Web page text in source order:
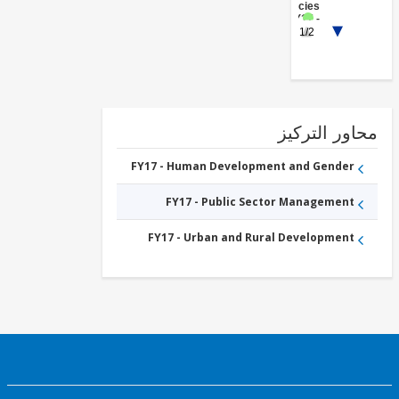
Agencies
)
Other
التركيز
FY17 - Human Development and Gender
FY17 - Public Sector Management
FY17 - Urban and Rural Development